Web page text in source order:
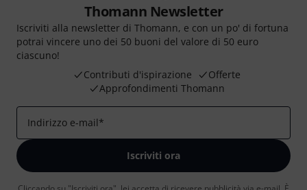
Thomann Newsletter
Iscriviti alla newsletter di Thomann, e con un po' di fortuna
potrai vincere uno dei 50 buoni del valore di 50 euro
ciascuno!
Contributi d'ispirazione
Offerte
Approfondimenti Thomann
Indirizzo e-mail*
Iscriviti ora